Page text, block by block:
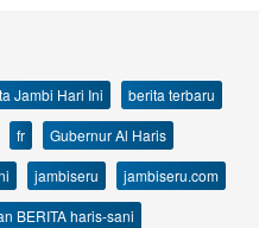
Jambi Hari Ini
berita terbaru
fr
Gubernur Al Haris
jambiseru
jambiseru.com
BERITA haris-sani